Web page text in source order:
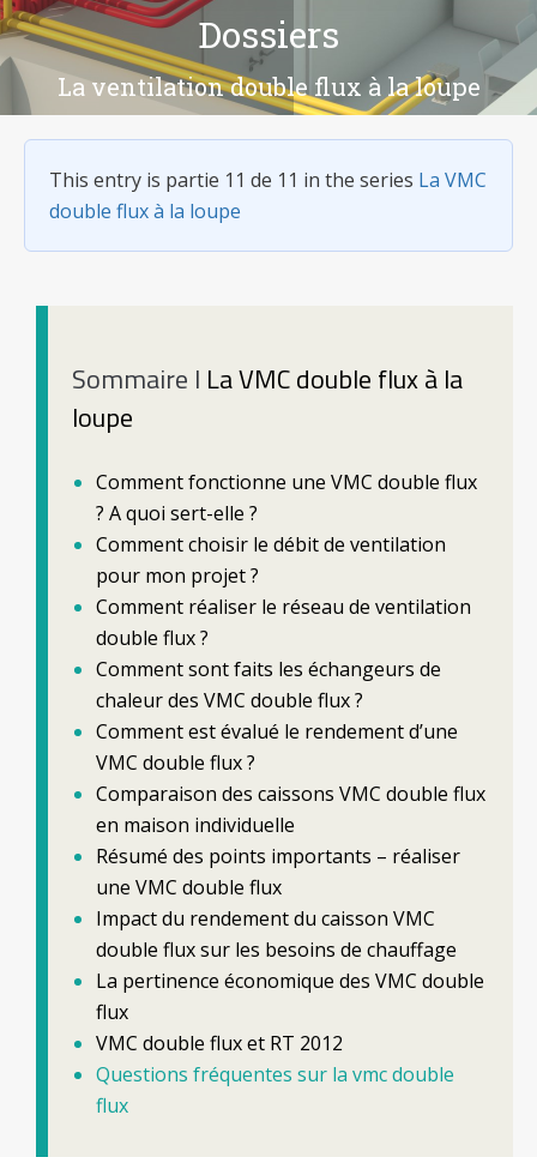
Dossiers
La ventilation double flux à la loupe
Vous êtes ici :
This entry is partie 11 de 11 in the series La VMC
double flux à la loupe
Sommaire l La VMC double flux à la
loupe
Comment fonctionne une VMC double flux
? A quoi sert-elle ?
Comment choisir le débit de ventilation
pour mon projet ?
Comment réaliser le réseau de ventilation
double flux ?
Comment sont faits les échangeurs de
chaleur des VMC double flux ?
Comment est évalué le rendement d’une
VMC double flux ?
Comparaison des caissons VMC double flux
en maison individuelle
Résumé des points importants – réaliser
une VMC double flux
Impact du rendement du caisson VMC
double flux sur les besoins de chauffage
La pertinence économique des VMC double
flux
VMC double flux et RT 2012
Questions fréquentes sur la vmc double
flux